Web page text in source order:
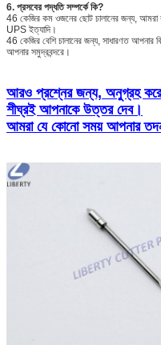
6. প্রসবের পদ্ধতি সম্পর্কে কি?
46 কেজির কম ওজনের ছোট চালানের জন্য, আমরা
UPS ইত্যাদি।
46 কেজির বেশি চালানের জন্য, সাধারণত আপনার
আপনার সমুদ্রবন্দরে।
আরও প্রশ্নের জন্য, অনুগ্রহ করে
শীঘ্রই আপনাকে উত্তর দেব।
আমরা যে কোনো সময় আপনার